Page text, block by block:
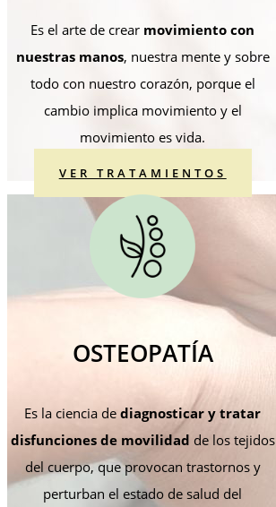
Es el arte de crear movimiento con
nuestras manos, nuestra mente y sobre
todo con nuestro corazón, porque el
cambio implica movimiento y el
movimiento es vida.
VER TRATAMIENTOS
OSTEOPATÍA
Es la ciencia de diagnosticar y tratar
disfunciones de movilidad de los tejidos
del cuerpo, que provocan trastornos y
perturban el estado de salud del